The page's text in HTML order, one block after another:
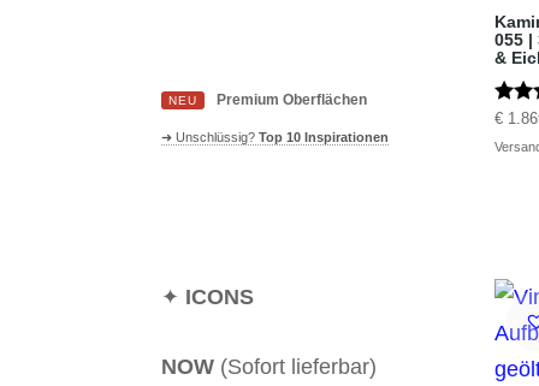
055 |
&
von
€
NEU Premium Oberflächen
➜ Unschlüssig?Top 10 Inspirationen
✦ ICONS
NOW (Sofort lieferbar)